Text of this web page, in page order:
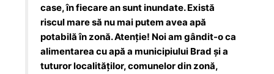
case, în fiecare an sunt inundate. Există
riscul mare să nu mai putem avea apă
potabilă în zonă. Atenție! Noi am gândit-o ca
alimentarea cu apă a municipiului Brad și a
tuturor localităților, comunelor din zonă,